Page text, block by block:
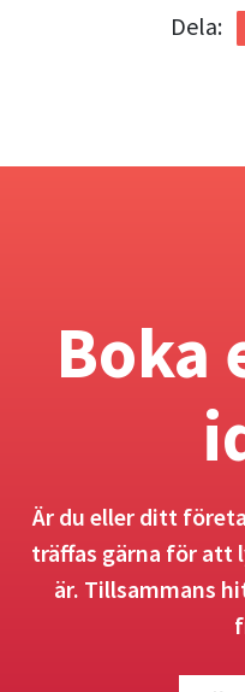
Dela:
Boka
Är du eller ditt
träffas gärna för att
är. Tillsammans